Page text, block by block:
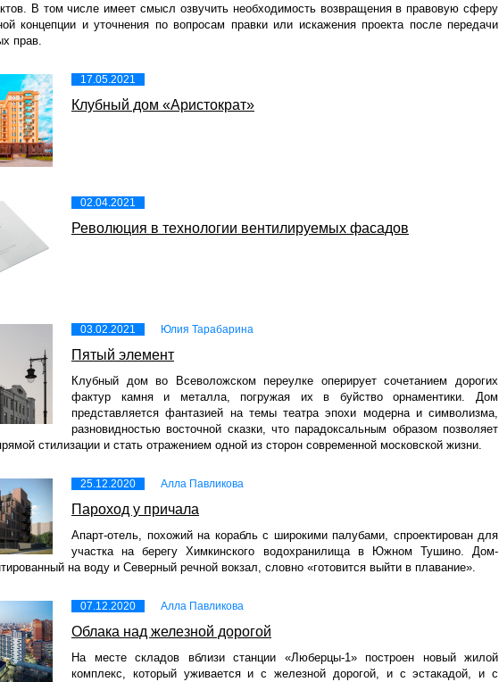
В том числе имеет смысл озвучить необходимость возвращения в правовую сферу
концепции и уточнения по вопросам правки или искажения проекта после передачи
прав.
17.05.2021
Клубный дом «Аристократ»
02.04.2021
Революция в технологии вентилируемых фасадов
03.02.2021 Юлия Тарабарина
Пятый элемент
Клубный дом во Всеволожском переулке оперирует сочетанием дорогих
фактур камня и металла, погружая их в буйство орнаментики. Дом
представляется фантазией на темы театра эпохи модерна и символизма,
разновидностью восточной сказки, что парадоксальным образом позволяет
стилизации и стать отражением одной из сторон современной московской жизни.
25.12.2020 Алла Павликова
Пароход у причала
Апарт-отель, похожий на корабль с широкими палубами, спроектирован для
участка на берегу Химкинского водохранилища в Южном Тушино. Дом-
на воду и Северный речной вокзал, словно «готовится выйти в плавание».
07.12.2020 Алла Павликова
Облака над железной дорогой
На месте складов вблизи станции «Люберцы-1» построен новый жилой
комплекс, который уживается и с железной дорогой, и с эстакадой, и с